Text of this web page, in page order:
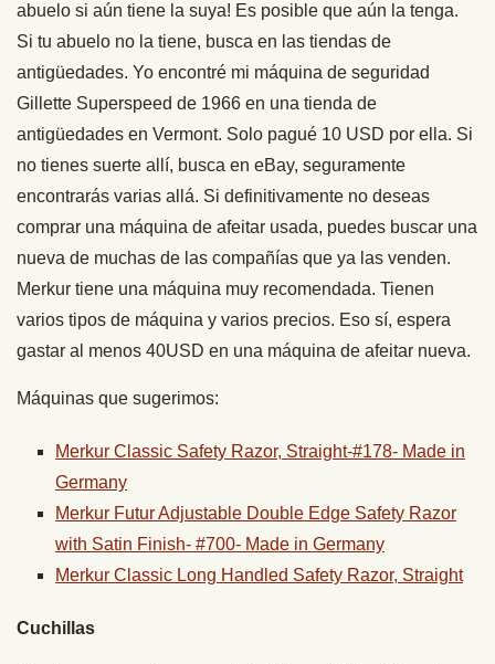
abuelo si aún tiene la suya! Es posible que aún la tenga.
Si tu abuelo no la tiene, busca en las tiendas de
antigüedades. Yo encontré mi máquina de seguridad
Gillette Superspeed de 1966 en una tienda de
antigüedades en Vermont. Solo pagué 10 USD por ella. Si
no tienes suerte allí, busca en eBay, seguramente
encontrarás varias allá. Si definitivamente no deseas
comprar una máquina de afeitar usada, puedes buscar una
nueva de muchas de las compañías que ya las venden.
Merkur tiene una máquina muy recomendada. Tienen
varios tipos de máquina y varios precios. Eso sí, espera
gastar al menos 40USD en una máquina de afeitar nueva.
Máquinas que sugerimos:
Merkur Classic Safety Razor, Straight-#178- Made in
Germany
Merkur Futur Adjustable Double Edge Safety Razor
with Satin Finish- #700- Made in Germany
Merkur Classic Long Handled Safety Razor, Straight
Cuchillas